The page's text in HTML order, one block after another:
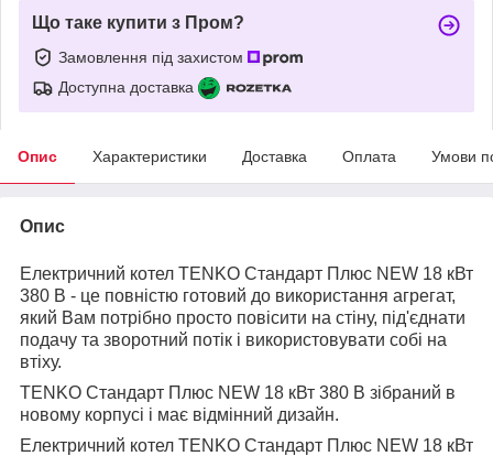
Що таке купити з Пром?
Замовлення під захистом
Доступна доставка
Опис Характеристики Доставка Оплата Умови
Опис
Електричний котел TENKO Стандарт Плюс NEW 18 кВт
380 В - це повністю готовий до використання агрегат,
який Вам потрібно просто повісити на стіну, під'єднати
подачу та зворотний потік і використовувати собі на
втіху.
TENKO Стандарт Плюс NEW 18 кВт 380 В зібраний в
новому корпусі і має відмінний дизайн.
Електричний котел TENKO Стандарт Плюс NEW 18 кВт